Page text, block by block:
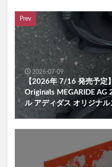
Prev
2026-07-09
【2026年 7/16 発売予
Originals MEGARIDE AG
ル アディダス オリジナ